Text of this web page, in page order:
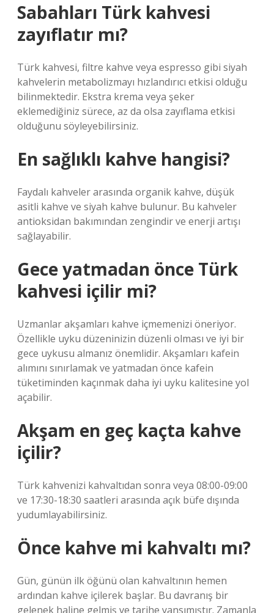
Sabahları Türk kahvesi
zayıflatır mı?
Türk kahvesi, filtre kahve veya espresso gibi siyah
kahvelerin metabolizmayı hızlandırıcı etkisi olduğu
bilinmektedir. Ekstra krema veya şeker
eklemediğiniz sürece, az da olsa zayıflama etkisi
olduğunu söyleyebilirsiniz.
En sağlıklı kahve hangisi?
Faydalı kahveler arasında organik kahve, düşük
asitli kahve ve siyah kahve bulunur. Bu kahveler
antioksidan bakımından zengindir ve enerji artışı
sağlayabilir.
Gece yatmadan önce Türk
kahvesi içilir mi?
Uzmanlar akşamları kahve içmemenizi öneriyor.
Özellikle uyku düzeninizin düzenli olması ve iyi bir
gece uykusu almanız önemlidir. Akşamları kafein
alımını sınırlamak ve yatmadan önce kafein
tüketiminden kaçınmak daha iyi uyku kalitesine yol
açabilir.
Akşam en geç kaçta kahve
içilir?
Türk kahvenizi kahvaltıdan sonra veya 08:00-09:00
ve 17:30-18:30 saatleri arasında açık büfe dışında
yudumlayabilirsiniz.
Önce kahve mi kahvaltı mı?
Gün, günün ilk öğünü olan kahvaltının hemen
ardından kahve içilerek başlar. Bu davranış bir
gelenek haline gelmiş ve tarihe yansımıştır. Zamanla